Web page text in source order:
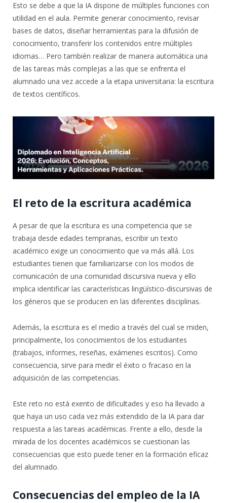
Esto se debe a que la IA dispone de múltiples funciones con
utilidad en el aula. Permite generar conocimiento, revisar
bases de datos, diseñar herramientas para la difusión de
conocimiento, transferir los contenidos entre múltiples
idiomas… Pero también realizar de manera automática una
de las tareas más complejas a las que se enfrenta el
alumnado una vez accede a la etapa universitaria: la escritura
de textos científicos.
El reto de la escritura académica
A pesar de que la escritura es una competencia que se
trabaja desde edades tempranas, escribir un texto
académico exige un conocimiento que va más allá. Los
estudiantes tienen que familiarizarse con los modos de
comunicación de una comunidad discursiva nueva y ello
implica identificar las características lingüístico-discursivas de
los géneros que se producen en las diferentes disciplinas.
Además, la escritura es el medio a través del cual se miden,
principalmente, los conocimientos de los estudiantes
(trabajos, informes, reseñas, exámenes escritos). Como
consecuencia, sirve para medir el éxito o fracaso en la
adquisición de las competencias.
Este reto no está exento de dificultades y eso ha llevado a
que haya un uso cada vez más extendido de la IA para dar
respuesta a las tareas académicas. Frente a ello, desde la
mirada de los docentes académicos se cuestionan las
consecuencias que esto puede tener en la formación eficaz
del alumnado.
Consecuencias del empleo de la IA